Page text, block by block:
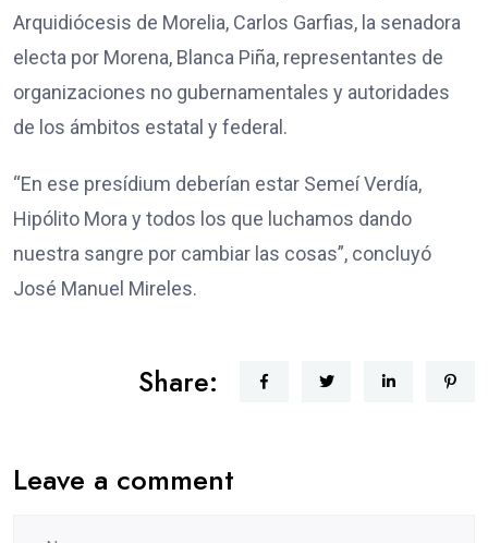
Arquidiócesis de Morelia, Carlos Garfias, la senadora
electa por Morena, Blanca Piña, representantes de
organizaciones no gubernamentales y autoridades
de los ámbitos estatal y federal.
“En ese presídium deberían estar Semeí Verdía,
Hipólito Mora y todos los que luchamos dando
nuestra sangre por cambiar las cosas”, concluyó
José Manuel Mireles.
Share:
Leave a comment